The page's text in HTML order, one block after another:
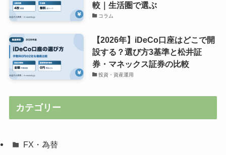
較｜生活圏で選ぶ
コラム
【2026年】iDeCo口座はどこで開
設する？選び方3基準と松井証
券・マネックス証券の比較
投資・資産運用
カテゴリー
FX・為替